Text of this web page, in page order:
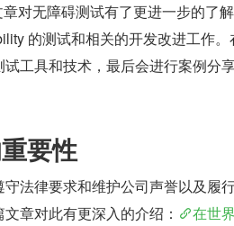
对无障碍测试有了更进一步的了
的测试和相关的开发改进工作
工具和技术，最后会进行案例分
要性
法律要求和维护公司声誉以及履
章对此有更深入的介绍：
在世